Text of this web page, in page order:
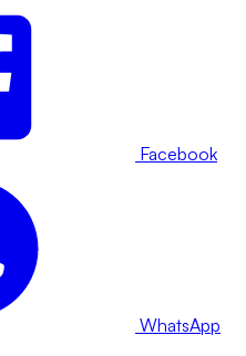
Facebook
WhatsApp